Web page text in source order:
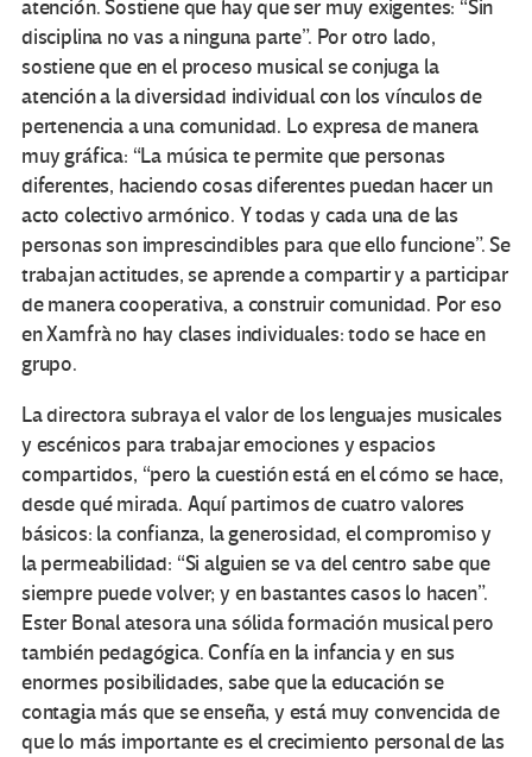
atención. Sostiene que hay que ser muy exigentes: “Sin
disciplina no vas a ninguna parte”. Por otro lado,
sostiene que en el proceso musical se conjuga la
atención a la diversidad individual con los vínculos de
pertenencia a una comunidad. Lo expresa de manera
muy gráfica: “La música te permite que personas
diferentes, haciendo cosas diferentes puedan hacer un
acto colectivo armónico. Y todas y cada una de las
personas son imprescindibles para que ello funcione”. Se
trabajan actitudes, se aprende a compartir y a participar
de manera cooperativa, a construir comunidad. Por eso
en Xamfrà no hay clases individuales: todo se hace en
grupo.
La directora subraya el valor de los lenguajes musicales
y escénicos para trabajar emociones y espacios
compartidos, “pero la cuestión está en el cómo se hace,
desde qué mirada. Aquí partimos de cuatro valores
básicos: la confianza, la generosidad, el compromiso y
la permeabilidad: “Si alguien se va del centro sabe que
siempre puede volver; y en bastantes casos lo hacen”.
Ester Bonal atesora una sólida formación musical pero
también pedagógica. Confía en la infancia y en sus
enormes posibilidades, sabe que la educación se
contagia más que se enseña, y está muy convencida de
que lo más importante es el crecimiento personal de las